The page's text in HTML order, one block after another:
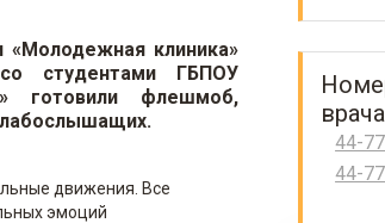
«Молодежная клиника»
студентами ГБПОУ
готовили флешмоб,
движения. Все
эмоций
44-
44-